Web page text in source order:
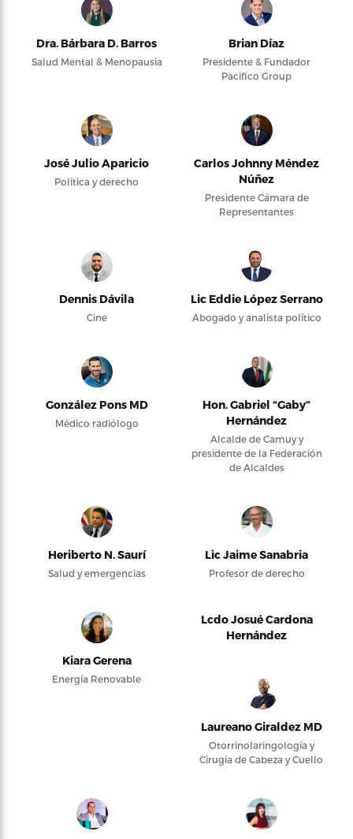
Dra. Bárbara D. Barros
Salud Mental & Menopausia
Brian Díaz
Presidente & Fundador
Pacifico Group
José Julio Aparicio
Política y derecho
Carlos Johnny Méndez
Núñez
Presidente Cámara de
Representantes
Dennis Dávila
Cine
Lic Eddie López Serrano
Abogado y analista político
González Pons MD
Médico radiólogo
Hon. Gabriel “Gaby”
Hernández
Alcalde de Camuy y
presidente de la Federación
de Alcaldes
Heriberto N. Saurí
Salud y emergencias
Lic Jaime Sanabria
Profesor de derecho
Kiara Gerena
Energía Renovable
Lcdo Josué Cardona
Hernández
Laureano Giraldez MD
Otorrinolaringología y
Cirugía de Cabeza y Cuello